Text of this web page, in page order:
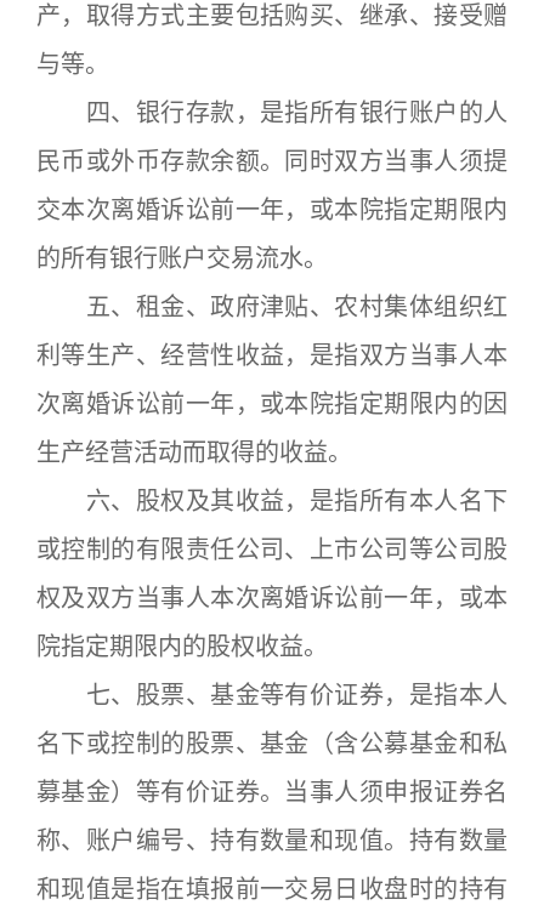
产，取得方式主要包括购买、继承、接受赠
与等。
四、银行存款，是指所有银行账户的人
民币或外币存款余额。同时双方当事人须提
交本次离婚诉讼前一年，或本院指定期限内
的所有银行账户交易流水。
五、租金、政府津贴、农村集体组织红
利等生产、经营性收益，是指双方当事人本
次离婚诉讼前一年，或本院指定期限内的因
生产经营活动而取得的收益。
六、股权及其收益，是指所有本人名下
或控制的有限责任公司、上市公司等公司股
权及双方当事人本次离婚诉讼前一年，或本
院指定期限内的股权收益。
七、股票、基金等有价证券，是指本人
名下或控制的股票、基金（含公募基金和私
募基金）等有价证券。当事人须申报证券名
称、账户编号、持有数量和现值。持有数量
和现值是指在填报前一交易日收盘时的持有